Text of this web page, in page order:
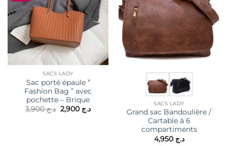
SACS LADY
Sac porté épaule ”
Fashion Bag ” avec
pochette – Brique
د.ج3,900
Le
prix
د.ج 2,900
Le
SACS LADY
Grand sac Bandoulière /
Cartable à 6
compartiments
د.ج 4,950